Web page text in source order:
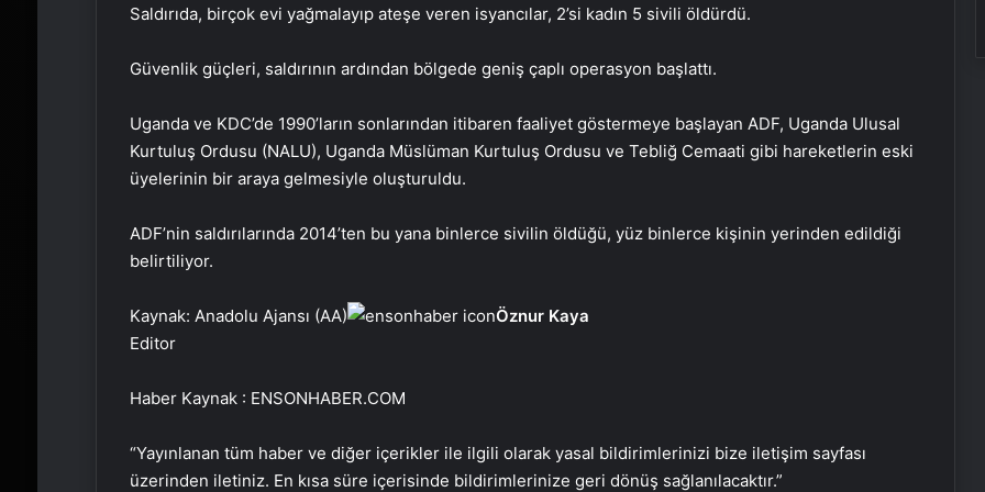
Saldırıda, birçok evi yağmalayıp ateşe veren isyancılar, 2’si kadın 5 sivili öldürdü.
Güvenlik güçleri, saldırının ardından bölgede geniş çaplı operasyon başlattı.
Uganda ve KDC’de 1990’ların sonlarından itibaren faaliyet göstermeye başlayan ADF, Uganda Ulusal
Kurtuluş Ordusu (NALU), Uganda Müslüman Kurtuluş Ordusu ve Tebliğ Cemaati gibi hareketlerin eski
üyelerinin bir araya gelmesiyle oluşturuldu.
ADF’nin saldırılarında 2014’ten bu yana binlerce sivilin öldüğü, yüz binlerce kişinin yerinden edildiği
belirtiliyor.
Kaynak: Anadolu Ajansı (AA)
Öznur Kaya
Editor
Haber Kaynak : ENSONHABER.COM
“Yayınlanan tüm haber ve diğer içerikler ile ilgili olarak yasal bildirimlerinizi bize iletişim sayfası
üzerinden iletiniz. En kısa süre içerisinde bildirimlerinize geri dönüş sağlanılacaktır.”
Başkan Erdoğan’dan ZTK şampiyonu
Galatasaray’a tebrik
16 Mayıs’ta İstanbul’da nükleer
reklam panosunu kadının üzerine
düştü